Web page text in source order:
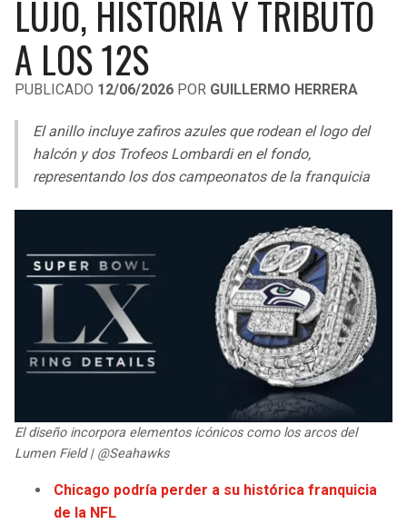
LIGA DE EXPANSIÓN MX
LEAGUES CUP
UEFA EUROPA LEAGUE
UEFA CONFERENCE LEAGUE
MLS
COPA LIBERTADORES
COPA SUDAMERICANA
OTRAS LIGAS
RAIDERS
CHARGERS
RAVENS
BENGALS
STEELERS
TEXANS
COLTS
JAGUARS
COWBOYS
CAVALIERS
PISTONS
PACERS
BUCKS
HORNETS
MAGIC
WIZARDS
CLIPPERS
LUJO, HISTORIA Y TRIBUTO
A LOS 12S
PUBLICADO 12/06/2026 POR GUILLERMO HERRERA
El anillo incluye zafiros azules que rodean el logo del
halcón y dos Trofeos Lombardi en el fondo,
representando los dos campeonatos de la franquicia
El diseño incorpora elementos icónicos como los arcos del
Lumen Field | @Seahawks
Chicago podría perder a su histórica franquicia
de la NFL